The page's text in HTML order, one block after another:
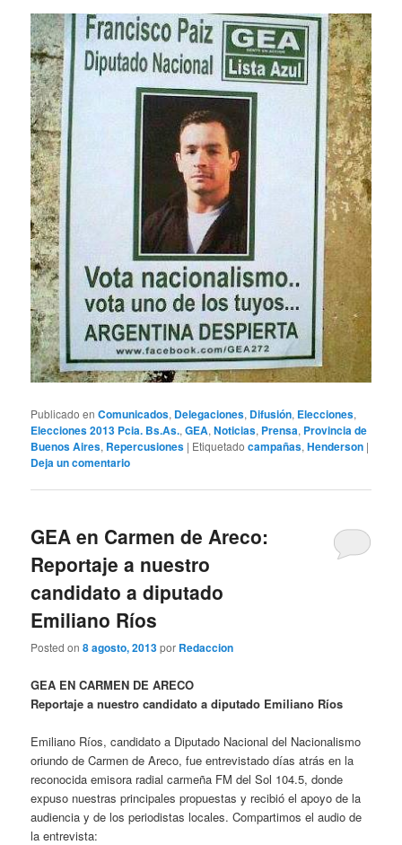
Publicado en Comunicados, Delegaciones, Difusión, Elecciones,
Elecciones 2013 Pcia. Bs.As.,GEA,Noticias, Prensa, Provincia de
Buenos Aires, Repercusiones | Etiquetado campañas,Henderson |
Deja un comentario
GEA en Carmen de Areco:
Reportaje a nuestro
candidato a diputado
Emiliano Ríos
Posted on8 agosto, 2013por Redaccion
GEA EN CARMEN DE ARECO
Reportaje a nuestro candidato a diputado Emiliano Ríos
Emiliano Ríos, candidato a Diputado Nacional del Nacionalismo
oriundo de Carmen de Areco, fue entrevistado días atrás en la
reconocida emisora radial carmeña FM del Sol 104.5, donde
expuso nuestras principales propuestas y recibió el apoyo de la
audiencia y de los periodistas locales. Compartimos el audio de
la entrevista: